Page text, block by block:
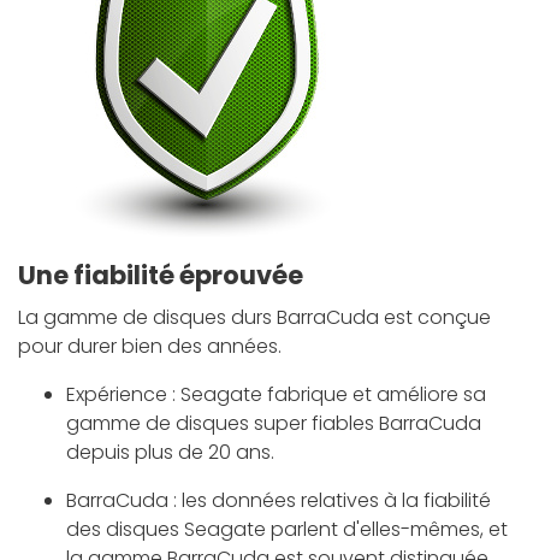
Une fiabilité éprouvée
La gamme de disques durs BarraCuda est conçue
pour durer bien des années.
Expérience : Seagate fabrique et améliore sa
gamme de disques super fiables BarraCuda
depuis plus de 20 ans.
BarraCuda : les données relatives à la fiabilité
des disques Seagate parlent d'elles-mêmes, et